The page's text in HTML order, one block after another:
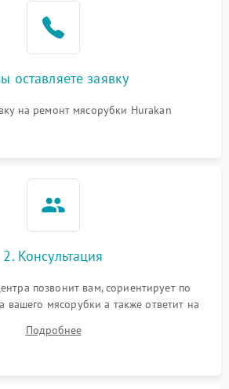
оставляете заявку
на ремонт мясорубки Hurakan
2. Консультация
позвонит вам, сориентирует по
вашего мясорубки а также ответит на
Подробнее